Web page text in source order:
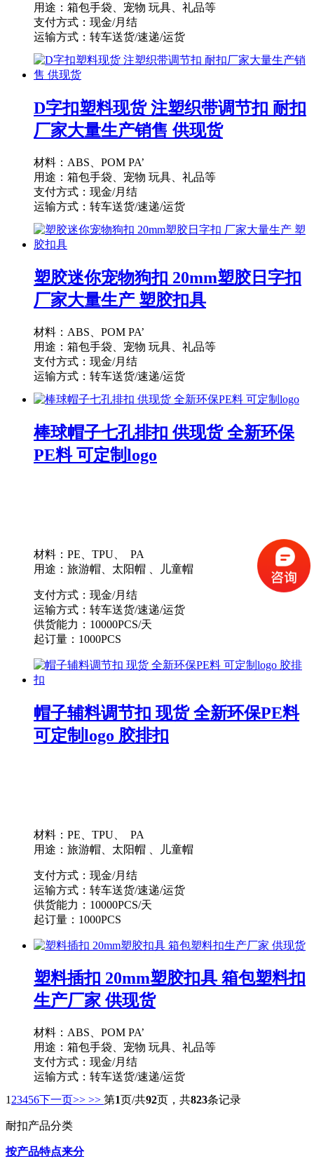
用途：箱包手袋、宠物 玩具、礼品等
支付方式：现金/月结
运输方式：转车送货/速递/运货
供货能力：10000PCS/天
起订量：1000PCS
D字扣塑料现货 注塑织带调节扣 耐扣
厂家大量生产销售 供现货
材料：ABS、POM PA’
用途：箱包手袋、宠物 玩具、礼品等
支付方式：现金/月结
运输方式：转车送货/速递/运货
供货能力：10000PCS/天
起订量：1000PCS
塑胶迷你宠物狗扣 20mm塑胶日字扣
厂家大量生产 塑胶扣具
材料：ABS、POM PA’
用途：箱包手袋、宠物 玩具、礼品等
支付方式：现金/月结
运输方式：转车送货/速递/运货
供货能力：10000PCS/天
起订量：1000PCS
棒球帽子七孔排扣 供现货 全新环保
PE料 可定制logo
材料：PE、TPU、 PA
用途：旅游帽、太阳帽 、儿童帽
支付方式：现金/月结
运输方式：转车送货/速递/运货
供货能力：10000PCS/天
起订量：1000PCS
帽子辅料调节扣 现货 全新环保PE料
可定制logo 胶排扣
材料：PE、TPU、 PA
用途：旅游帽、太阳帽 、儿童帽
支付方式：现金/月结
运输方式：转车送货/速递/运货
供货能力：10000PCS/天
起订量：1000PCS
塑料插扣 20mm塑胶扣具 箱包塑料扣
生产厂家 供现货
材料：ABS、POM PA’
用途：箱包手袋、宠物 玩具、礼品等
支付方式：现金/月结
运输方式：转车送货/速递/运货
供货能力：10000PCS/天
起订量：1000PCS
1 23456下一页>> >> 第1页/共92页，共823条记录
耐扣产品分类
按产品特点来分